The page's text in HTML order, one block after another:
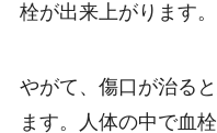
栓が出来上がります。
やがて、傷口が治る
ます。人体の中で血